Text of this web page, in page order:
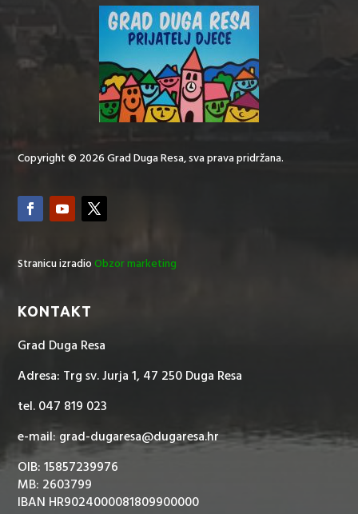
Copyright © 2026 Grad Duga Resa, sva prava pridržana.
Stranicu izradioObzor marketing
KONTAKT
Grad Duga Resa
Adresa: Trg sv. Jurja 1, 47 250 Duga Resa
tel. 047 819 023
e-mail: grad-dugaresa@dugaresa.hr
OIB: 15857239976
MB: 2603799
IBAN HR9024000081809900000